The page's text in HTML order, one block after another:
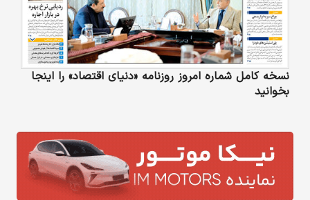
نسخه کامل شماره امروز روزنامه «دنیای‌ اقتصاد» را اینجا
بخوانید